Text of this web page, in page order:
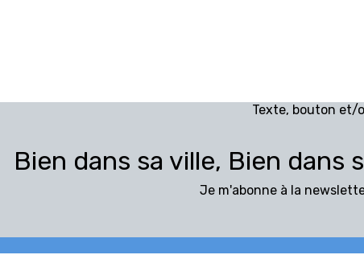
Texte, bouton et/
Bien dans sa ville, Bien dans
Je m'abonne à la